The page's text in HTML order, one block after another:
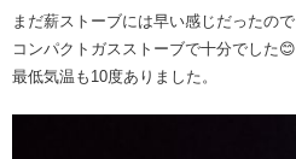
まだ薪ストーブには早い感じだったので
コンパクトガスストーブで十分でした😊
最低気温も10度ありました。